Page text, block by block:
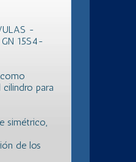
-
15S4-
para
simétrico,
de los